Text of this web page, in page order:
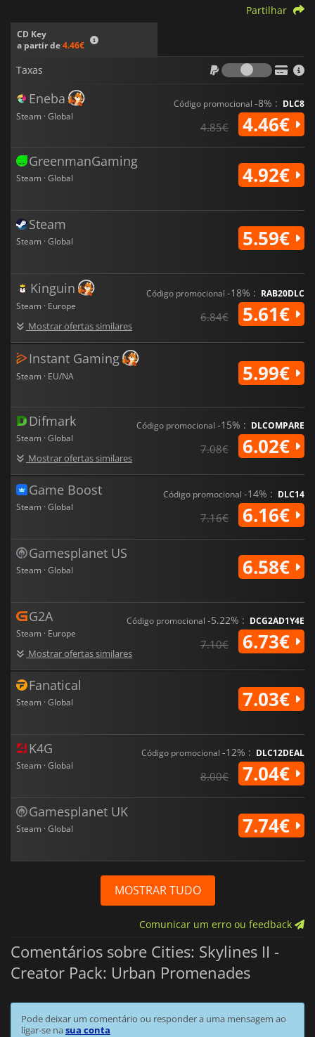
CD Key
a partir de4.46€
Partilhar
Taxas
Taxas
Eneba
Steam · Global
Código promocional -8% : DLC8
4.85€ 4.46€
GreenmanGaming
Steam · Global 4.92€
Steam
Steam · Global 5.59€
Kinguin
Steam · Europe
Mostrar ofertas similares
Código promocional -18% : RAB20DLC
6.84€ 5.61€
Instant Gaming
Steam · EU/NA 5.99€
Difmark
Steam · Global
Mostrar ofertas similares
Código promocional -15% : DLCOMPARE
7.08€ 6.02€
Game Boost
Steam · Global
Código promocional -14% : DLC14
7.16€ 6.16€
Gamesplanet US
Steam · Global 6.58€
G2A
Steam · Europe
Mostrar ofertas similares
Código promocional -5.22% : DCG2AD1Y4E
7.10€ 6.73€
Fanatical
Steam · Global 7.03€
K4G
Steam · Global
Código promocional -12% : DLC12DEAL
8.00€ 7.04€
Gamesplanet UK
Steam · Global 7.74€
MOSTRAR TUDO
Comunicar um erro ou feedback
Comentários sobre Cities: Skylines II -
Creator Pack: Urban Promenades
Pode deixar um comentário ou responder a uma mensagem ao
ligar-se nasua conta